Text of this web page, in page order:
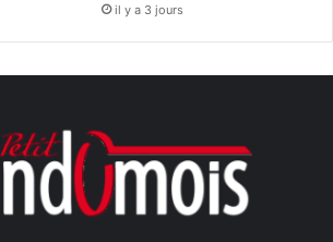
il y a 3 jours